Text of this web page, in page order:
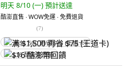
明天 8/10 (一) 預計送達
酷澎直售 ∙ WOW免運 ∙ 免費退貨
(7)
满 $1,500 再省 $75 (王道卡)
$16 酷澎幣回饋